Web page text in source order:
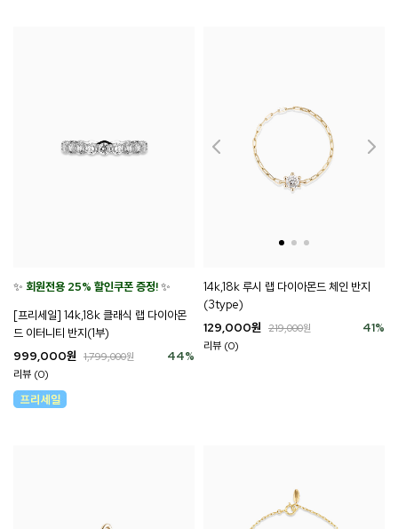
✨ 회원전용 25% 할인쿠폰 증정!✨
[프리세일] 14k,18k 클래식 랩 다이아몬
드 이터니티 반지(1부)
44%
999,000원 1,799,000원
리뷰 (0)
14k,18k 루시 랩 다이아몬드 체인 반지
(3type)
41%
129,000원 219,000원
리뷰 (0)